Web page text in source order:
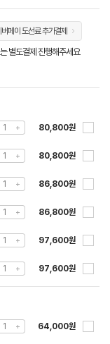
페이 도선료 추가결제
별도결제 진행해주세요
80,800원
80,800원
86,800원
86,800원
97,600원
97,600원
64,000원